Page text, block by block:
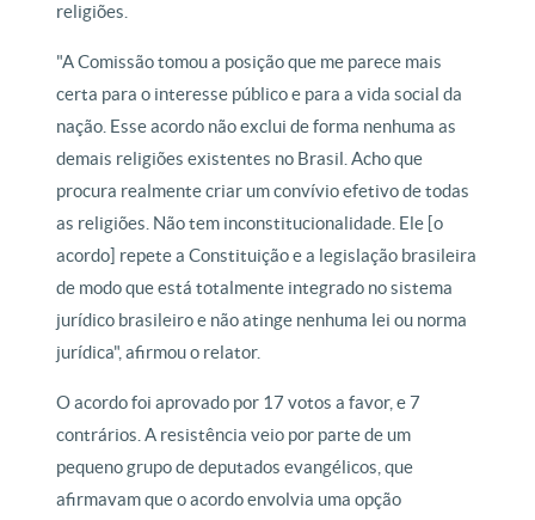
religiões.
"A Comissão tomou a posição que me parece mais
certa para o interesse público e para a vida social da
nação. Esse acordo não exclui de forma nenhuma as
demais religiões existentes no Brasil. Acho que
procura realmente criar um convívio efetivo de todas
as religiões. Não tem inconstitucionalidade. Ele [o
acordo] repete a Constituição e a legislação brasileira
de modo que está totalmente integrado no sistema
jurídico brasileiro e não atinge nenhuma lei ou norma
jurídica", afirmou o relator.
O acordo foi aprovado por 17 votos a favor, e 7
contrários. A resistência veio por parte de um
pequeno grupo de deputados evangélicos, que
afirmavam que o acordo envolvia uma opção